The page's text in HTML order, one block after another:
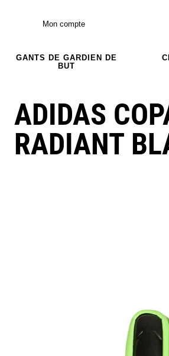
Mon compte
GANTS DE GARDIEN DE
BUT
ADIDAS
RADIANT